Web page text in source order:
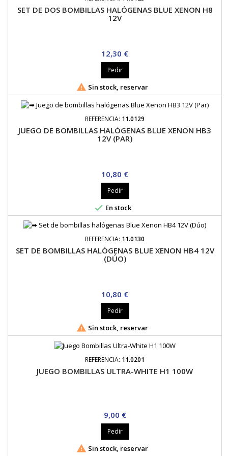
SET DE DOS BOMBILLAS HALÓGENAS BLUE XENON H8
12V
Precio
12,30 €
Pedir
 Sin stock, reservar
REFERENCIA: 11.0129
JUEGO DE BOMBILLAS HALÓGENAS BLUE XENON HB3
12V (PAR)
Precio
10,80 €
Pedir
 En stock
REFERENCIA: 11.0130
SET DE BOMBILLAS HALÓGENAS BLUE XENON HB4 12V
(DÚO)
Precio
10,80 €
Pedir
 Sin stock, reservar
REFERENCIA: 11.0201
JUEGO BOMBILLAS ULTRA-WHITE H1 100W
Precio
9,00 €
Pedir
 Sin stock, reservar